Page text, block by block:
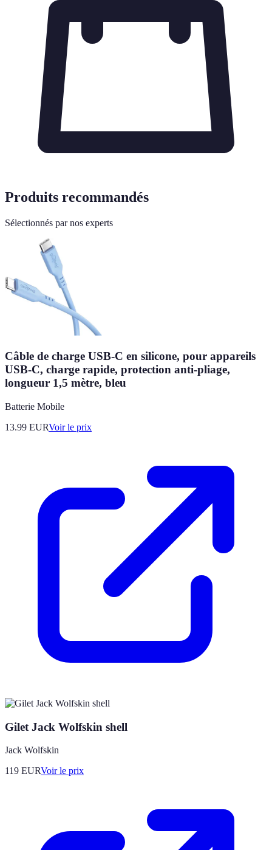
Produits recommandés
Sélectionnés par nos experts
Câble de charge USB-C en silicone, pour appareils
USB-C, charge rapide, protection anti-pliage,
longueur 1,5 mètre, bleu
Batterie Mobile
13.99 EURVoir le prix
Gilet Jack Wolfskin shell
Jack Wolfskin
119 EURVoir le prix